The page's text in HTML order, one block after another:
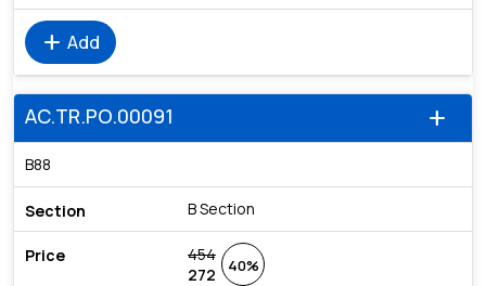
add Add
add
AC.TR.PO.00091
B88
B Section
454
272
40%